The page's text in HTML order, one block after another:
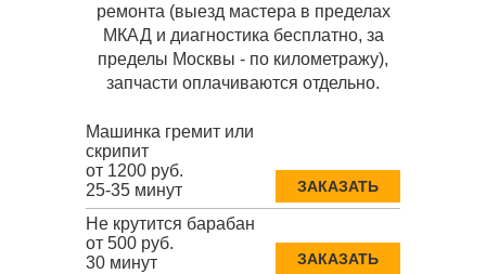
ремонта (выезд мастера в пределах
МКАД и диагностика бесплатно, за
пределы Москвы - по километражу),
запчасти оплачиваются отдельно.
Машинка гремит или
скрипит
от 1200 руб.
25-35 минут
ЗАКАЗАТЬ
Не крутится барабан
от 500 руб.
30 минут
ЗАКАЗАТЬ